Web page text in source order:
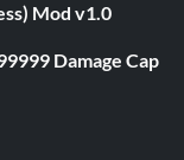
Mod v1.0
Damage Cap